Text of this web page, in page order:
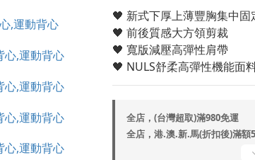
🖤 新式下厚上薄豐胸集中固
🖤 前後質感大方領剪裁
🖤 寬版減壓高彈性肩帶
🖤 NULS舒柔高彈性機能面
全店，(台灣超取)滿980免運
全店，港.澳.新.馬(折扣後)滿額